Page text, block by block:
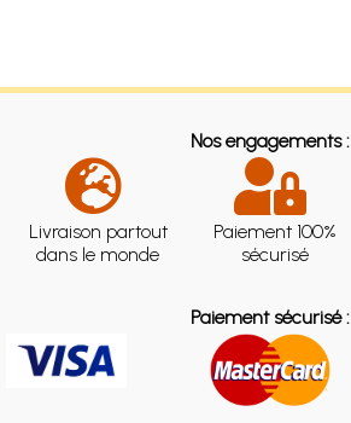
Nos engagements :
Livraison partout
dans le monde
Paiement 100%
sécurisé
Paiement sécurisé :